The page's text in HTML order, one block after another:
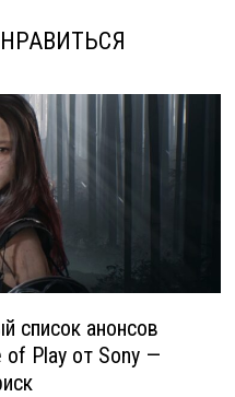
список анонсов
of Play от Sony —